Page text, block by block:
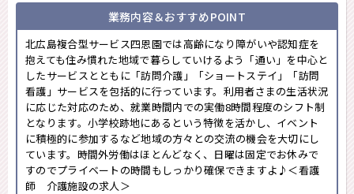
業務内容＆おすすめPOINT
北広島複合型サービス四恩園では高齢になり障がいや認知症を
抱えても住み慣れた地域で暮らしていけるよう「通い」を中心と
したサービスとともに「訪問介護」「ショートステイ」「訪問
看護」サービスを包括的に行っています。利用者さまの生活状況
に応じた対応のため、就業時間内での実働8時間程度のシフト制
となります。小学校跡地にあるという特徴を活かし、イベント
に積極的に参加するなど地域の方々との交流の機会を大切にし
ています。時間外労働はほとんどなく、日曜は固定でお休みで
すのでプライベートの時間もしっかり確保できますよ♪＜看護
師 介護施設の求人＞